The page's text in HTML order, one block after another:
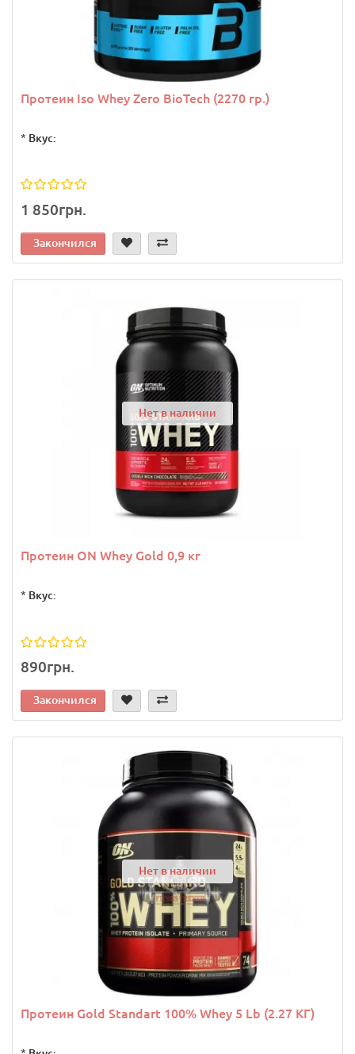
Протеин Iso Whey Zero BioTech (2270 гр.)
* Вкус:
1 850грн.
Закончился
Нет в наличии
Протеин ON Whey Gold 0,9 кг
* Вкус:
890грн.
Закончился
Нет в наличии
Протеин Gold Standart 100% Whey 5 Lb (2.27 КГ)